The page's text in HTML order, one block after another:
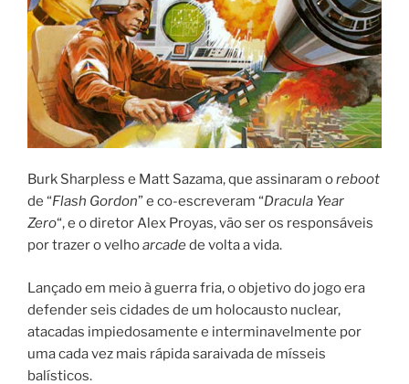
Burk Sharpless e Matt Sazama, que assinaram oreboot
de “Flash Gordon” e co-escreveram “Dracula Year
Zero“, e o diretor Alex Proyas, vão ser os responsáveis
por trazer o velhoarcadede volta a vida.
Lançado em meio à guerra fria, o objetivo do jogo era
defender seis cidades de um holocausto nuclear,
atacadas impiedosamente e interminavelmente por
uma cada vez mais rápida saraivada de mísseis
balísticos.